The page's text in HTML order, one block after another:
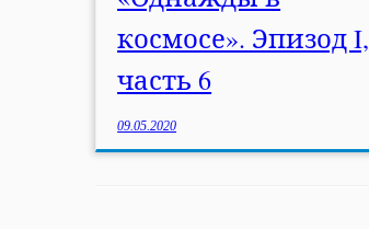
космосе». Эпизод I,
часть 6
09.05.2020